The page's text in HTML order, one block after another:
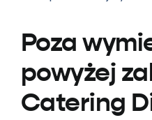
Poza
powyżej
Catering